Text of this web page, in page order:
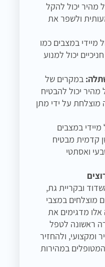
מהיר יכול להקל
ולשפר את
מיידי במצבים כמו
יכול למנוע
במקרים של
מהיר יכול להבטיח
על ידי מתן
מיידי במצבים
קדמית מבטיח
ואסתטי
ובקריית גת,
מוצלחים במצבי
אלו מדגימים את
ראשונה לטפל
ומקצועי, ולהחזיר
במהירות